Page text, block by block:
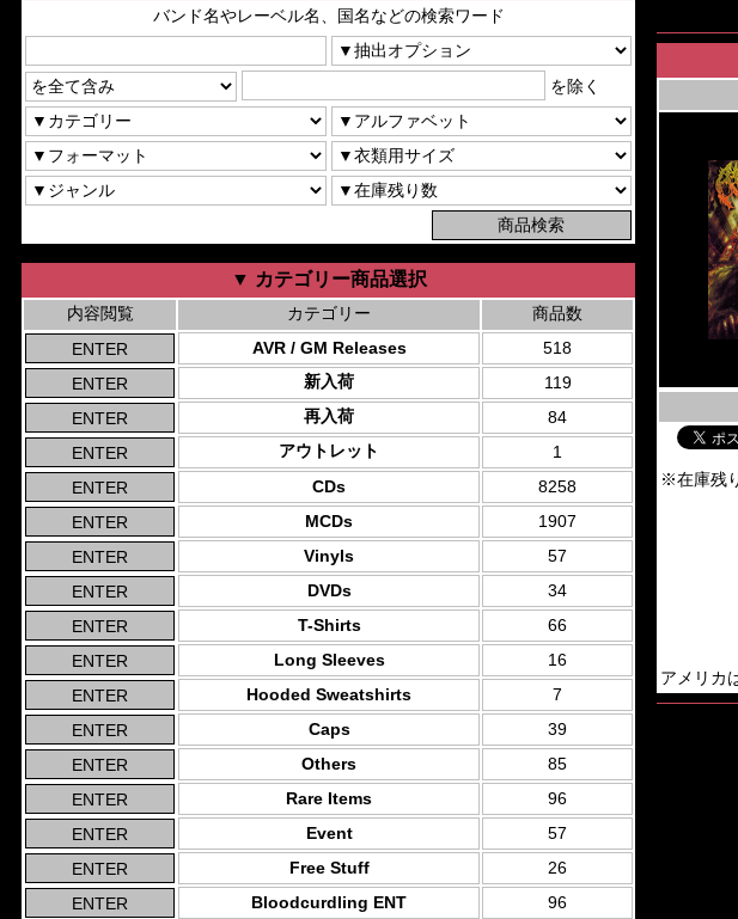
バンド名やレーベル名、国名などの検索ワード
を除く
▼ カテゴリー商品選択
内容閲覧 カテゴリー
商品数
AVR / GM Releases
518
新入荷
119
再入荷
84
アウトレット
1
CDs
8258
MCDs
1907
Vinyls
57
DVDs
34
T-Shirts
66
Long Sleeves
16
Hooded Sweatshirts
7
Caps
39
Others
85
Rare Items
96
Event
57
Free Stuff
26
Bloodcurdling ENT
96
※在庫残
アメリカ